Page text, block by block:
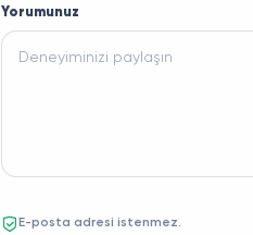
Yorumunuz
E-posta adresi istenmez.